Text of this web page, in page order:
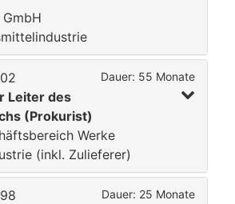
Dauer: 55 Monate
Leiter des
(Prokurist)
Werke
(inkl. Zulieferer)
Dauer: 25 Monate